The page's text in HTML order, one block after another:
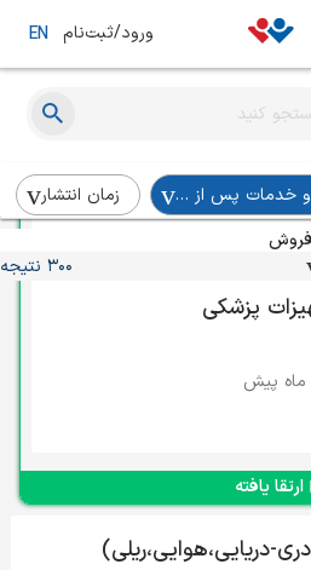
ورود/ثبت‌نام EN
خدمات پس از فروش
زمان انتشار
300 نتیجه
اخیر
پزشکی
پیش
ارتقا یافته
دریایی،هوایی،ریلی)